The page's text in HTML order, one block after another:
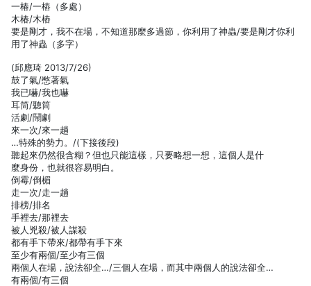
一椿/一樁（多處）
木椿/木樁
要是剛才，我不在場，不知道那麼多過節，你利用了神蟲/要是剛才你利
用了神蟲（多字）
(邱應琦 2013/7/26)
鼓了氣/憋著氣
我已嚇/我也嚇
耳筒/聽筒
活劇/鬧劇
來一次/來一趟
…特殊的勢力。/(下接後段)
聽起來仍然很含糊？但也只能這樣，只要略想一想，這個人是什
麼身份，也就很容易明白。
倒霉/倒楣
走一次/走一趟
排榜/排名
手裡去/那裡去
被人兇殺/被人謀殺
都有手下帶來/都帶有手下來
至少有兩個/至少有三個
兩個人在場，說法卻全…/三個人在場，而其中兩個人的說法卻全…
有兩個/有三個